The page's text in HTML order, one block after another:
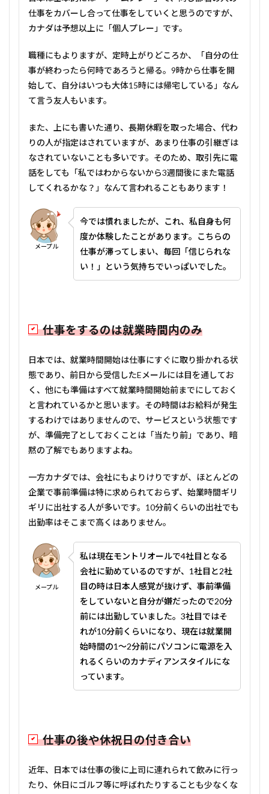
仕事をカバーし合って仕事をしていくと思うのですが、
カナダは予想以上に「個人プレー」です。
職種にもよりますが、定時上がりどころか、「自分の仕
事が終わったら何時であろうと帰る。9時から仕事を開
始して、自分はいつも大体15時には帰宅している」なん
て言う友人もいます。
また、上にも書いた通り、長期休暇を取った場合、代わ
りの人が指定はされていますが、あまり仕事の引継ぎは
なされていないことも多いです。そのため、取引先に電
話をしても「私ではわからないから3週間後にまた電話
してくれるかな？」なんて言われることもあります！
メープル
今では慣れましたが、これ、私自身も何
度か体験したことがあります。こちらの
仕事が滞ってしまい、毎回「信じられな
い！」という気持ちでいっぱいでした。
仕事をするのは就業時間内のみ
日本では、就業時間開始は仕事にすぐに取り掛かれる状
態であり、前日から受信したEメールには目を通してお
く、他にも準備はすべて就業時間開始前までにしておく
と言われているかと思います。その時間はお給料が発生
するわけではありませんので、サービスという状態です
が、準備完了としておくことは「当たり前」であり、暗
黙の了解でもありますよね。
一方カナダでは、会社にもよりけりですが、ほとんどの
企業で事前準備は特に求められておらず、始業時間ギリ
ギリに出社する人が多いです。10分前くらいの出社でも
出勤率はそこまで高くはありません。
メープル
私は現在モントリオールで4社目となる
会社に勤めているのですが、1社目と2社
目の時は日本人感覚が抜けず、事前準備
をしていないと自分が嫌だったので20分
前には出勤していました。3社目ではそ
れが10分前くらいになり、現在は就業開
始時間の1～2分前にパソコンに電源を入
れるくらいのカナディアンスタイルにな
っています。
仕事の後や休祝日の付き合い
近年、日本では仕事の後に上司に連れられて飲みに行っ
たり、休日にゴルフ等に呼ばれたりすることも少なくな